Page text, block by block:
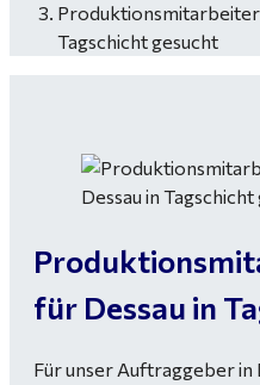
Tagschicht gesucht
für Dessau in
Für unser Auftraggeber in